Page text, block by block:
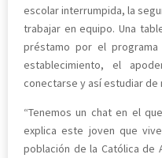
escolar interrumpida, la
trabajar en equipo. Una
préstamo por el
establecimiento, el
conectarse y así estudiar de
“Tenemos un chat en el
explica este joven que
población de la Católica de